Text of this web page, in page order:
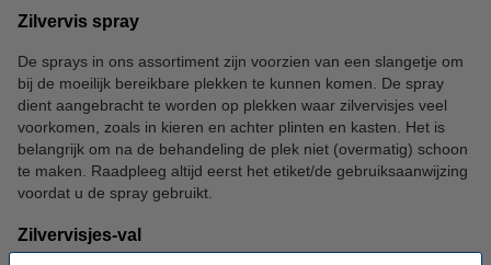
Zilvervis spray
De sprays in ons assortiment zijn voorzien van een slangetje om
bij de moeilijk bereikbare plekken te kunnen komen. De spray
dient aangebracht te worden op plekken waar zilvervisjes veel
voorkomen, zoals in kieren en achter plinten en kasten. Het is
belangrijk om na de behandeling de plek niet (overmatig) schoon
te maken. Raadpleeg altijd eerst het etiket/de gebruiksaanwijzing
voordat u de spray gebruikt.
Zilvervisjes-val